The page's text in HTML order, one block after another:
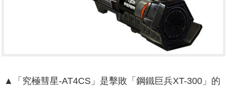
▲「究極彗星-AT4CS」是擊敗「鋼鐵巨兵XT-300」的